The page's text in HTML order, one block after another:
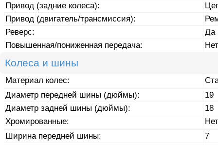
Привод (задние колеса):
Привод (двигатель/трансмиссия):
Реверс:
Да
Повышенная/пониженная передача:
Нет
Колеса и шины
Материал колес:
Диаметр передней шины (дюймы):
19
Диаметр задней шины (дюймы):
18
Хромированные:
Нет
Ширина передней шины:
7